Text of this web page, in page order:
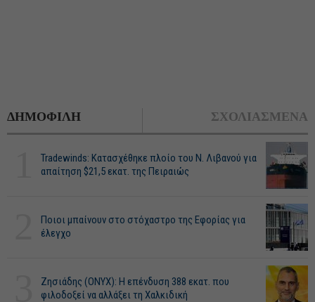
ΔΗΜΟΦΙΛΗ ΣΧΟΛΙΑΣΜΕΝΑ
Tradewinds: Κατασχέθηκε πλοίο του Ν. Λιβανού για
απαίτηση $21,5 εκατ. της Πειραιώς
Ποιοι μπαίνουν στο στόχαστρο της Εφορίας για
έλεγχο
Ζησιάδης (ONYX): Η επένδυση 388 εκατ. που
φιλοδοξεί να αλλάξει τη Χαλκιδική